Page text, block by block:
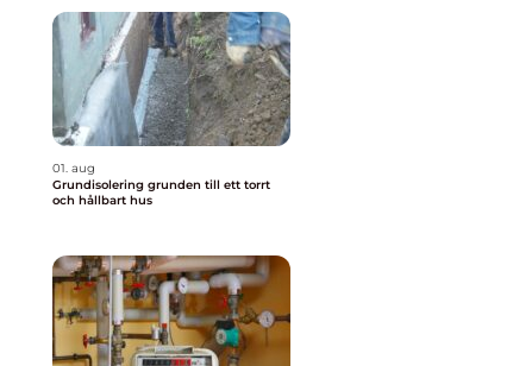
01. aug
Grundisolering grunden till ett torrt
och hållbart hus